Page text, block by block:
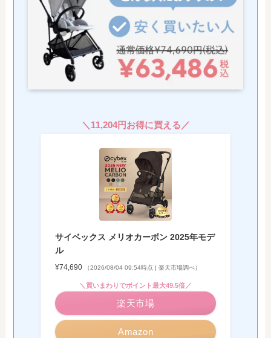
＼ 11,204円 お得に買える／
サイベックス メリオカーボン 2025年モデ
ル
¥74,690 （2026/08/04 09:54時点 | 楽天市場調べ）
Amazon
＼買いまわりでポイント最大49.5倍／
楽天市場